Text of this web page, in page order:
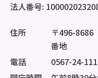
法人番号:
住所
〒496-
番地
電話
0567-24-